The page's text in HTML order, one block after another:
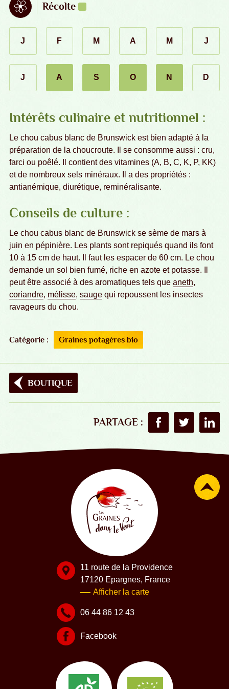
Récolte
J F M A M J
J A S O N D
Intérêts culinaire et nutritionnel :
Le chou cabus blanc de Brunswick est bien adapté à la
préparation de la choucroute. Il se consomme aussi : cru,
farci ou poêlé. Il contient des vitamines (A, B, C, K, P, KK)
et de nombreux sels minéraux. Il a des propriétés :
antianémique, diurétique, reminéralisante.
Conseils de culture :
Le chou cabus blanc de Brunswick se sème de mars à
juin en pépinière. Les plants sont repiqués quand ils font
10 à 15 cm de haut. Il faut les espacer de 60 cm. Le chou
demande un sol bien fumé, riche en azote et potasse. Il
peut être associé à des aromatiques tels que aneth,
coriandre, mélisse, saugequi repoussent les insectes
ravageurs du chou.
Catégorie : Graines potagères bio
BOUTIQUE
PARTAGE : Partager surPartager sur
11 route de la Providence
17120 Epargnes, France
Afficher la carte
06 44 86 12 43
Facebook